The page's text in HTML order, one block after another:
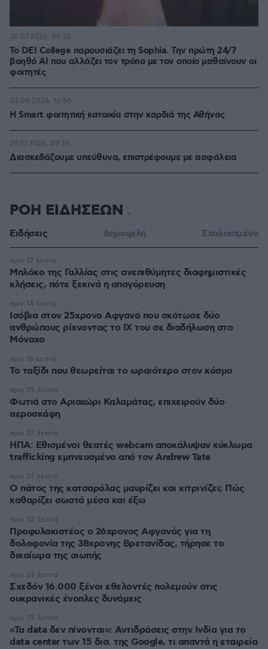
Το DEI College παρουσιάζει τη Sophia. Την πρώτη 24/7
βοηθό AI που αλλάζει τον τρόπο με τον οποίο μαθαίνουν οι
φοιτητές
30.07.2026, 09:33
Η Smart φοιτητική κατοικία στην καρδιά της Αθήνας
03.08.2026, 10:56
Διασκεδάζουμε υπεύθυνα, επιστρέφουμε με ασφάλεια
29.07.2026, 09:39
ΡΟΗ ΕΙΔΗΣΕΩΝ
Ειδήσεις Δημοφιλή Σχολιασμένα
Μπλόκο της Γαλλίας στις ανεπιθύμητες διαφημιστικές
κλήσεις, πότε ξεκινά η απαγόρευση
πριν 12 λεπτά
Ισόβια στον 25χρονο Αφγανό που σκότωσε δύο
ανθρώπους ρίχνοντας το ΙΧ του σε διαδήλωση στο
Μόναχο
πριν 14 λεπτά
Το ταξίδι που θεωρείται το ωραιότερο στον κόσμο
πριν 16 λεπτά
Φωτιά στο Αριοχώρι Καλαμάτας, επιχειρούν δύο
αεροσκάφη
πριν 25 λεπτά
ΗΠΑ: Εθισμένοι θεατές webcam αποκάλυψαν κύκλωμα
trafficking εμπνευσμένο από τον Andrew Tate
πριν 27 λεπτά
Ο πάτος της κατσαρόλας μαυρίζει και κιτρινίζει; Πώς
καθαρίζει σωστά μέσα και έξω
πριν 27 λεπτά
Προφυλακιστέος ο 26χρονος Αφγανός για τη
δολοφονία της 38χρονης Βρετανίδας, τήρησε το
δικαίωμα της σιωπής
πριν 32 λεπτά
Σχεδόν 16.000 ξένοι εθελοντές πολεμούν στις
ουκρανικές ένοπλες δυνάμεις
πριν 33 λεπτά
«Τα data δεν πίνονται»: Αντιδράσεις στην Ινδία για το
data center των 15 δισ. της Google, τι απαντά η εταιρεία
πριν 35 λεπτά